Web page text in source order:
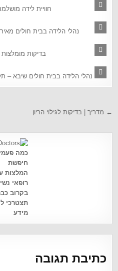
חוויית לידה
נהלי הלידה בבית חולים
בדיקות מומלצות
נהלי הלידה בבית חולים שיבא –
← מדריך | בדיקות לגילוי הריון
כמה
חיפשת
המלצות
רופאי
בקרוב
תצטרכי
מידע
כתיבת תגובה